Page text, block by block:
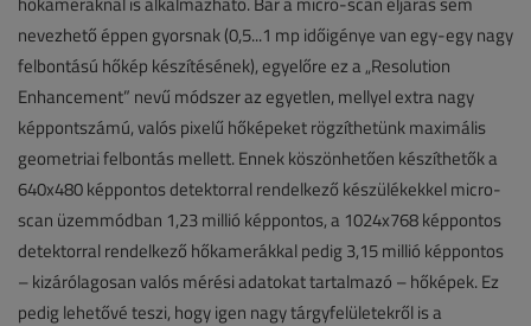
nevezhető éppen gyorsnak (0,5...1 mp időigénye van egy-egy nagy
felbontású hőkép készítésének), egyelőre ez a „Resolution
Enhancement” nevű módszer az egyetlen, mellyel extra nagy
képpontszámú, valós pixelű hőképeket rögzíthetünk maximális
geometriai felbontás mellett. Ennek köszönhetően készíthetők a
640x480 képpontos detektorral rendelkező készülékekkel micro-
scan üzemmódban 1,23 millió képpontos, a 1024x768 képpontos
detektorral rendelkező hőkamerákkal pedig 3,15 millió képpontos
– kizárólagosan valós mérési adatokat tartalmazó – hőképek. Ez
pedig lehetővé teszi, hogy igen nagy tárgyfelületekről is a